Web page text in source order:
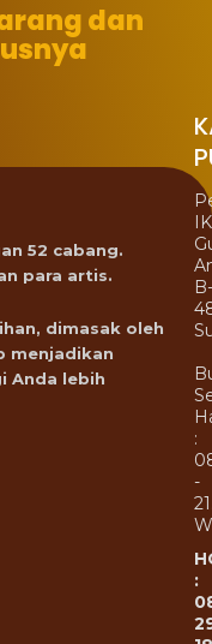
dan
52 cabang.
para artis.
dimasak oleh
menjadikan
Anda lebih
B-
:
-
: